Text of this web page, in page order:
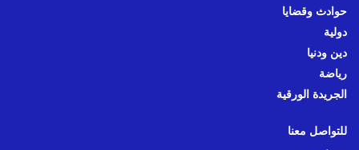
حوادث وقضايا
دولية
دين ودنيا
رياضة
الجريدة الورقية
للتواصل معنا